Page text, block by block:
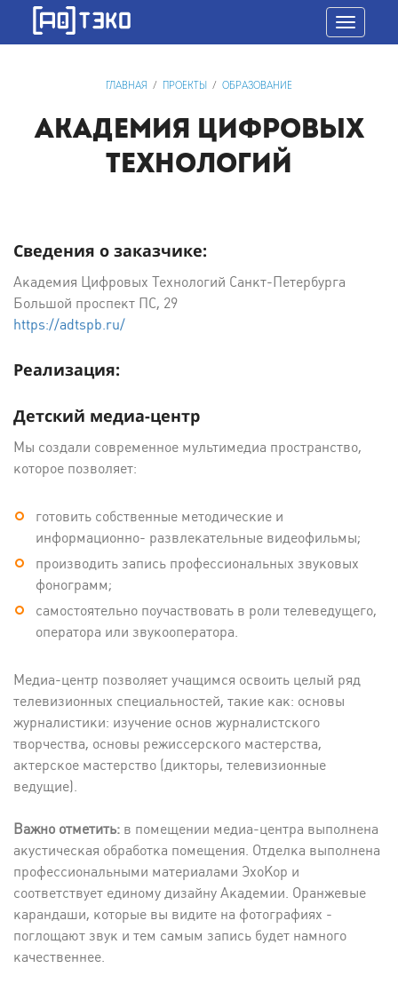
Toggle
ГЛАВНАЯ / ПРОЕКТЫ / ОБРАЗОВАНИЕ
АКАДЕМИЯ ЦИФРОВЫХ
ТЕХНОЛОГИЙ
Сведения о заказчике:
Академия Цифровых Технологий Санкт-Петербурга
Большой проспект ПС, 29
https://adtspb.ru/
Реализация:
Детский медиа-центр
Мы создали современное мультимедиа пространство,
которое позволяет:
готовить собственные методические и
информационно- развлекательные видеофильмы;
производить запись профессиональных звуковых
фонограмм;
самостоятельно поучаствовать в роли телеведущего,
оператора или звукооператора.
Медиа-центр позволяет учащимся освоить целый ряд
телевизионных специальностей, такие как: основы
журналистики: изучение основ журналистского
творчества, основы режиссерского мастерства,
актерское мастерство (дикторы, телевизионные
ведущие).
Важно отметить: в помещении медиа-центра выполнена
акустическая обработка помещения. Отделка выполнена
профессиональными материалами ЭхоКор и
соответствует единому дизайну Академии. Оранжевые
карандаши, которые вы видите на фотографиях -
поглощают звук и тем самым запись будет намного
качественнее.